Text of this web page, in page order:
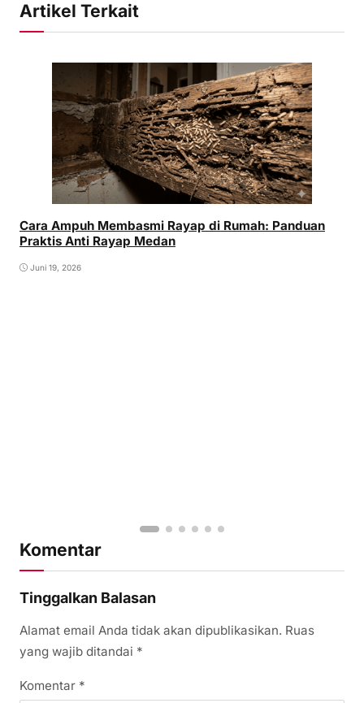
Artikel Terkait
Cara Ampuh Membasmi Rayap di Rumah: Panduan
Praktis Anti Rayap Medan
Juni 19, 2026
Komentar
Tinggalkan Balasan
Alamat email Anda tidak akan dipublikasikan. Ruas
yang wajib ditandai *
Komentar *